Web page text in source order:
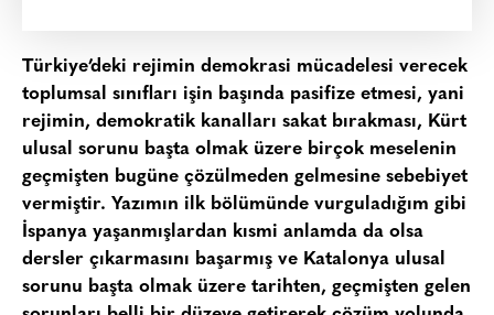
Türkiye’deki rejimin demokrasi mücadelesi verecek
toplumsal sınıfları işin başında pasifize etmesi, yani
rejimin, demokratik kanalları sakat bırakması, Kürt
ulusal sorunu başta olmak üzere birçok meselenin
geçmişten bugüne çözülmeden gelmesine sebebiyet
vermiştir. Yazımın ilk bölümünde vurguladığım gibi
İspanya yaşanmışlardan kısmi anlamda da olsa
dersler çıkarmasını başarmış ve Katalonya ulusal
sorunu başta olmak üzere tarihten, geçmişten gelen